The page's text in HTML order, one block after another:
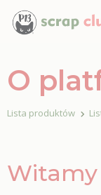
O
Lista produktów
Witamy